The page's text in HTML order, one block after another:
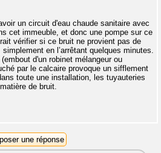
un circuit d'eau chaude sanitaire avec
cet immeuble, et donc une pompe sur ce
vérifier si ce bruit ne provient pas de
en l’arrêtant quelques minutes.
d'un robinet mélangeur ou
par le calcaire provoque un sifflement
toute une installation, les tuyauteries
de bruit.